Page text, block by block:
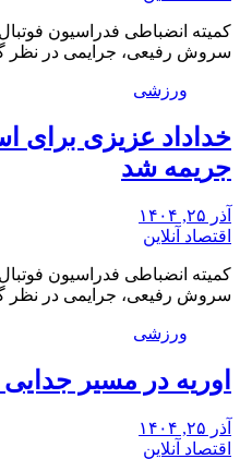
کمیته انضباطی فدراسیون
سروش رفیعی، جرایمی در
ورزشی
خداداد عزیزی برای
جریمه شد
آذر ۲۵, ۱۴۰۴
اقتصاد آنلاین
کمیته انضباطی فدراسیون
سروش رفیعی، جرایمی در
ورزشی
اوریه در مسیر
آذر ۲۵, ۱۴۰۴
اقتصاد آنلاین